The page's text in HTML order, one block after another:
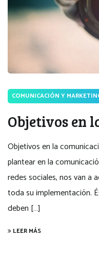
COMUNICACIÓN Y
Objetivos en
Objetivos en la
plantear en la
redes sociales, nos van a
toda su implementación.
deben […]
LEER MÁS